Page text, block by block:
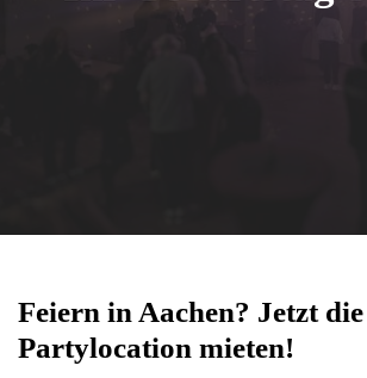
Feiern in Aachen? Jetzt die
Partylocation mieten!